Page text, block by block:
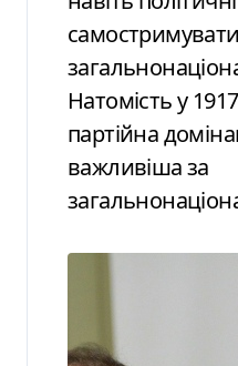
Натомість у
партійна
важливіша за